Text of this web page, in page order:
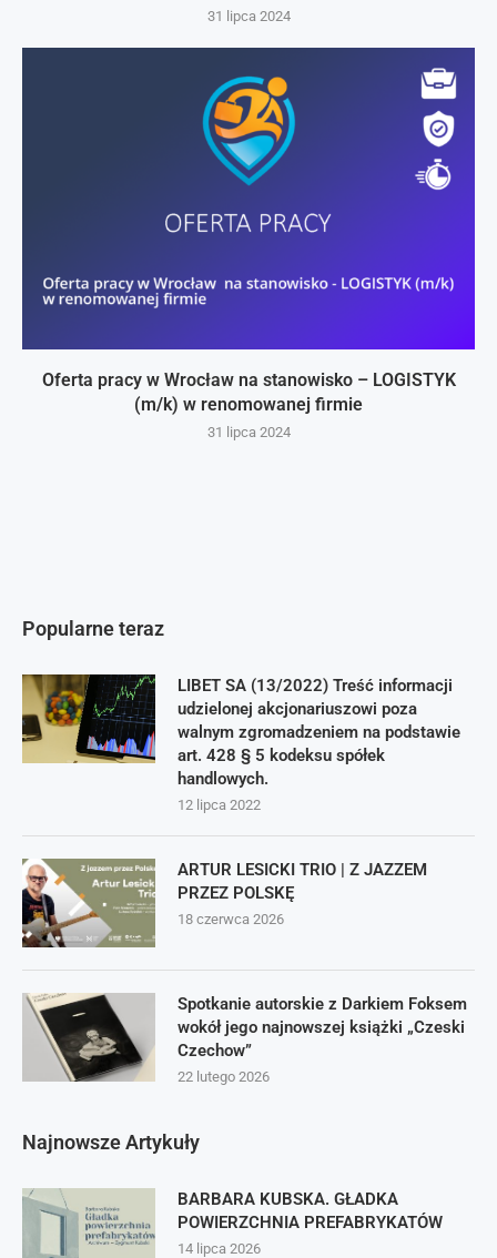
31 lipca 2024
Oferta pracy w Wrocław na stanowisko – LOGISTYK
(m/k) w renomowanej firmie
31 lipca 2024
Popularne teraz
LIBET SA (13/2022) Treść informacji
udzielonej akcjonariuszowi poza
walnym zgromadzeniem na podstawie
art. 428 § 5 kodeksu spółek
handlowych.
12 lipca 2022
ARTUR LESICKI TRIO | Z JAZZEM
PRZEZ POLSKĘ
18 czerwca 2026
Spotkanie autorskie z Darkiem Foksem
wokół jego najnowszej książki „Czeski
Czechow”
22 lutego 2026
Najnowsze Artykuły
BARBARA KUBSKA. GŁADKA
POWIERZCHNIA PREFABRYKATÓW
14 lipca 2026